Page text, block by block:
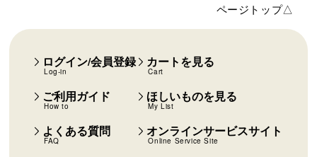
ページトップ△
ログイン/会員登録
Log-in
カートを見る
Cart
ご利用ガイド
How to
ほしいものを見る
My List
よくある質問
FAQ
オンラインサービスサイト
Online Service Site